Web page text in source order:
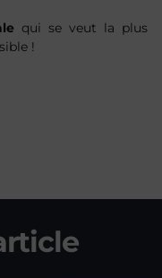
qui se veut la plus
!